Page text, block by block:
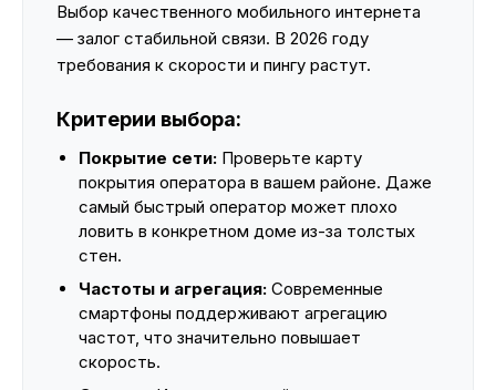
Выбор качественного мобильного интернета
— залог стабильной связи. В 2026 году
требования к скорости и пингу растут.
Критерии выбора:
Покрытие сети: Проверьте карту
покрытия оператора в вашем районе. Даже
самый быстрый оператор может плохо
ловить в конкретном доме из-за толстых
стен.
Частоты и агрегация: Современные
смартфоны поддерживают агрегацию
частот, что значительно повышает
скорость.